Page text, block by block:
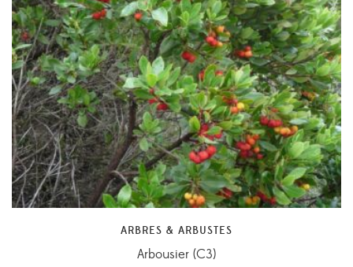
ARBRES & ARBUSTES
Arbousier (C3)